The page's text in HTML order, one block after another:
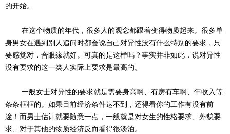
的开始。
在这个物质的年代，很多人的观念都跟着变得物质起来。很多单
身男女在遇到别人追问时都会说自己对异性没有什么特别的要求，只
要感觉对，合眼缘就好。可真的是这样吗？事实并非如此，说对异性
没有要求的这一类人实际上要求是最高的。
一般女士对异性的要求就是需要身高啊、有房有车啊、年收入等
条条框框的。如果目前经济条件达不到，还得看你的工作有没有前
途！而男士估计就要随意一点，一般就是对女生的性格要求、外貌要
求、对于其他的物质经济反而看得很淡泊。